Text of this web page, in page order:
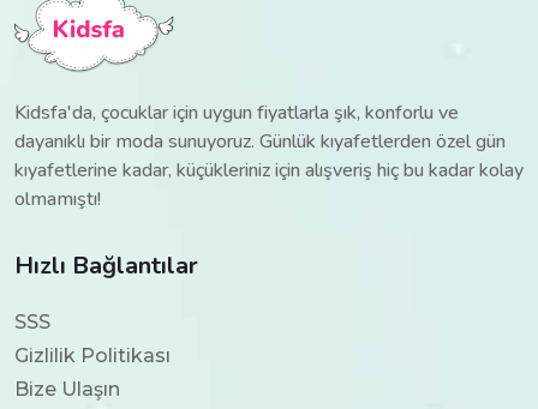
Kidsfa'da, çocuklar için uygun fiyatlarla şık, konforlu ve
dayanıklı bir moda sunuyoruz. Günlük kıyafetlerden özel gün
kıyafetlerine kadar, küçükleriniz için alışveriş hiç bu kadar kolay
olmamıştı!
Hızlı Bağlantılar
SSS
Gizlilik Politikası
Bize Ulaşın